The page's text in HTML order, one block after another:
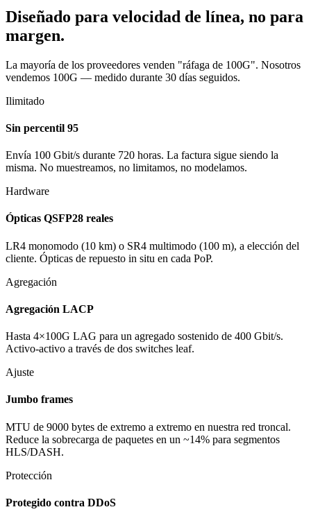
Diseñado para velocidad de línea, no para
margen.
La mayoría de los proveedores venden "ráfaga de 100G". Nosotros
vendemos 100G — medido durante 30 días seguidos.
Ilimitado
Sin percentil 95
Envía 100 Gbit/s durante 720 horas. La factura sigue siendo la
misma. No muestreamos, no limitamos, no modelamos.
Hardware
Ópticas QSFP28 reales
LR4 monomodo (10 km) o SR4 multimodo (100 m), a elección del
cliente. Ópticas de repuesto in situ en cada PoP.
Agregación
Agregación LACP
Hasta 4×100G LAG para un agregado sostenido de 400 Gbit/s.
Activo-activo a través de dos switches leaf.
Ajuste
Jumbo frames
MTU de 9000 bytes de extremo a extremo en nuestra red troncal.
Reduce la sobrecarga de paquetes en un ~14% para segmentos
HLS/DASH.
Protección
Protegido contra DDoS